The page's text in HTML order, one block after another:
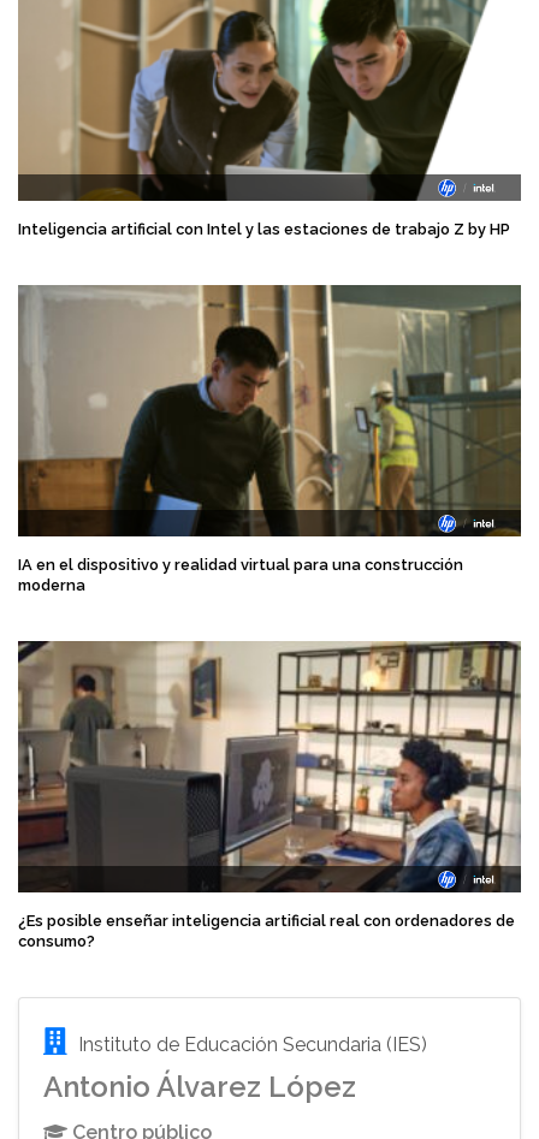
Inteligencia artificial con Intel y las estaciones de trabajo Z by HP
IA en el dispositivo y realidad virtual para una construcción
moderna
¿Es posible enseñar inteligencia artificial real con ordenadores de
consumo?
Instituto de Educación Secundaria (IES)
Antonio Álvarez López
Centro público